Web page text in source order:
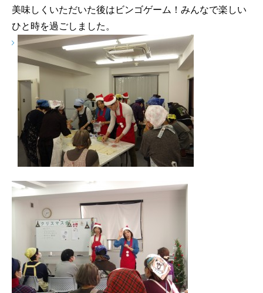
美味しくいただいた後はビンゴゲーム！みんなで楽しい
ひと時を過ごしました。